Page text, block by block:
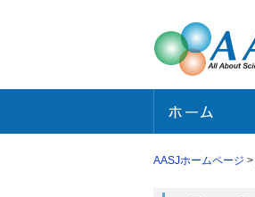
AASJホームページ >